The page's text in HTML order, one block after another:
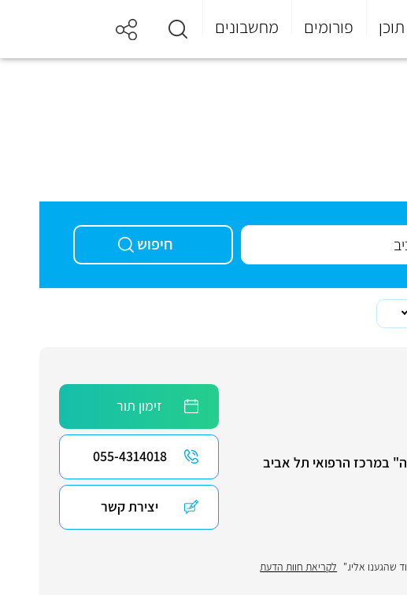
תוכן פורומים מחשבונים
חיפוש
במרכז הרפואי תל אביב
שהגענו אליו." לקריאת חוות הדעת
זימון תור
055-4314018
יצירת קשר